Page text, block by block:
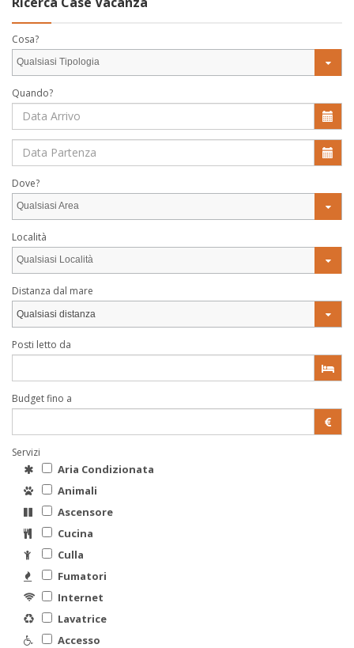
Cosa?
Qualsiasi Tipologia
Quando?
Dove?
Qualsiasi Area
Località
Qualsiasi Località
Distanza dal mare
Qualsiasi distanza
Posti letto da
Budget fino a
Servizi
Aria Condizionata
Animali
Ascensore
Cucina
Culla
Fumatori
Internet
Lavatrice
Accesso